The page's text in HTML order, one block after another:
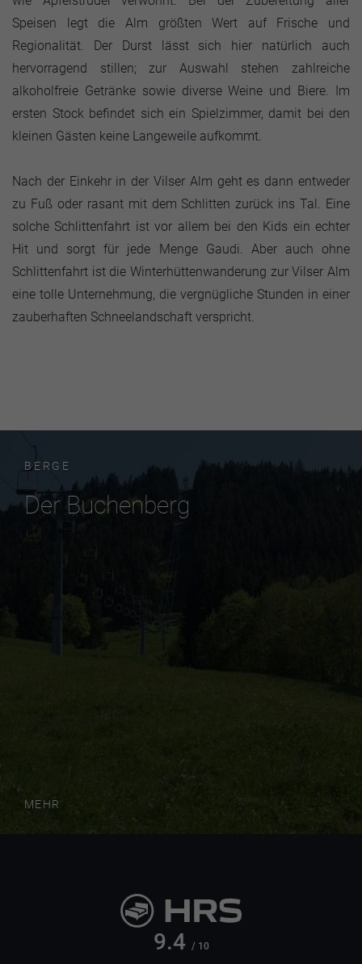
Speisen legt die Alm größten Wert auf Frische und
Regionalität. Der Durst lässt sich hier natürlich auch
hervorragend stillen; zur Auswahl stehen zahlreiche
alkoholfreie Getränke sowie diverse Weine und Biere. Im
ersten Stock befindet sich ein Spielzimmer, damit bei den
kleinen Gästen keine Langeweile aufkommt.
Nach der Einkehr in der Vilser Alm geht es dann entweder
zu Fuß oder rasant mit dem Schlitten zurück ins Tal. Eine
solche Schlittenfahrt ist vor allem bei den Kids ein echter
Hit und sorgt für jede Menge Gaudi. Aber auch ohne
Schlittenfahrt ist die Winterhüttenwanderung zur Vilser Alm
eine tolle Unternehmung, die vergnügliche Stunden in einer
zauberhaften Schneelandschaft verspricht.
BERGE
Der Buchenberg
MEHR
9.4 / 10